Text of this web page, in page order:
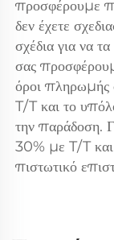
προσφέρουμε
δεν έχετε
σχέδια για να
σας
όροι πληρωμής
T/T και το
την παράδοση.
30% με T/T
πιστωτικό